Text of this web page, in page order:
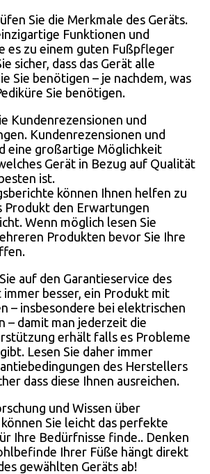
Sie die Merkmale des Geräts.
Funktionen und
es zu einem guten Fußpfleger
sicher, dass das Gerät alle
Sie benötigen – je nachdem, was
Sie benötigen.
Kundenrezensionen und
Kundenrezensionen und
eine großartige Möglichkeit
Gerät in Bezug auf Qualität
ist.
können Ihnen helfen zu
Produkt den Erwartungen
Wenn möglich lesen Sie
Produkten bevor Sie Ihre
auf den Garantieservice des
immer besser, ein Produkt mit
– insbesondere bei elektrischen
– damit man jederzeit die
erhält falls es Probleme
Lesen Sie daher immer
des Herstellers
dass diese Ihnen ausreichen.
und Wissen über
Sie leicht das perfekte
Ihre Bedürfnisse finde.. Denken
Ihrer Füße hängt direkt
gewählten Geräts ab!